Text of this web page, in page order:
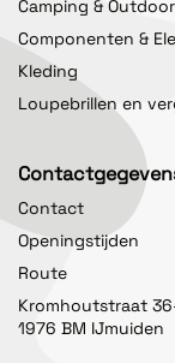
Camping & Outdoor
Componenten &
Kleding
Loupebrillen en
Contact
Openingstijden
Route
Kromhoutstraat
1976 BM IJmuiden